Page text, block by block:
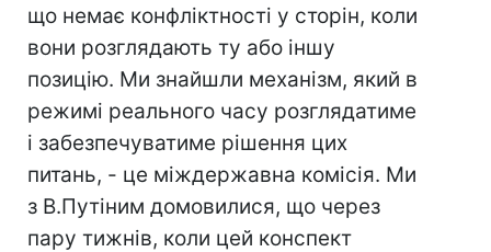
що немає конфліктності у сторін, коли
вони розглядають ту або іншу
позицію. Ми знайшли механізм, який в
режимі реального часу розглядатиме
і забезпечуватиме рішення цих
питань, - це міждержавна комісія. Ми
з В.Путіним домовилися, що через
пару тижнів, коли цей конспект